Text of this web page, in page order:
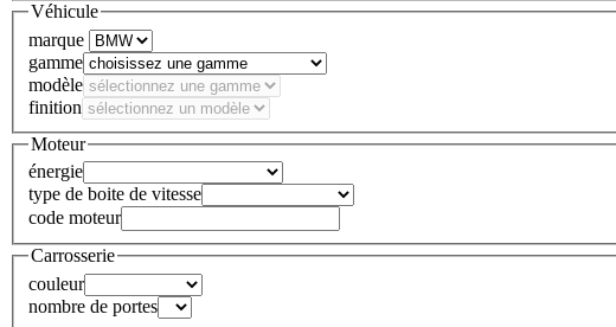
Véhicule
marque
gamme
modèle
finition
Moteur
énergie
type de boite de vitesse
code moteur
Carrosserie
couleur
nombre de portes